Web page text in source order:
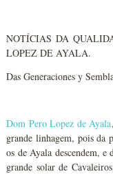
NOTÍCIAS DA
LOPEZ DE AYALA.
Das Generaciones y
Dom Pero Lopez de Ayala
grande linhagem, pois da
os de Ayala descendem,
grande solar de